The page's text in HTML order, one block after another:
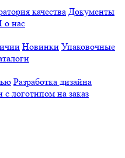
качества Документы
нас
Новинки Упаковочные
Разработка дизайна
с логотипом на заказ